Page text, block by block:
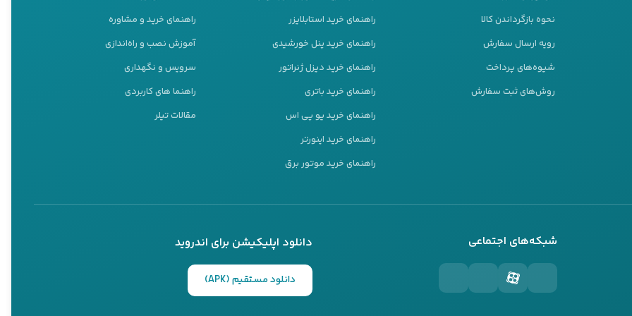
گزینه‌های بهتری هستند. این ویژگی‌ها علاوه بر دوام بیشتر، تاثیر مستقیمی بر قیمت دستگاه
شارژی معمولاً متناسب با قدرت پاشش و کاربرد دستگاه است. سمپاش‌های با مخزن‌های بزرگ‌تر
نحوه بازگرداندن کالا
رویه ارسال سفارش
شیوه‌های پرداخت
روش‌های ثبت سفارش
راهنمای خرید استابلایزر
راهنمای خرید پنل خورشیدی
راهنمای خرید دیزل ژنراتور
راهنمای خرید باتری
راهنمای خرید یو پی اس
راهنمای خرید اینورتر
راهنمای خرید موتور برق
راهنمای خرید و مشاوره
آموزش نصب و راه‌اندازی
سرویس و نگهداری
راهنما های کاربردی
مقالات تیلر
شبکه‌های اجتماعی دانلود اپلیکیشن برای اندروید
دانلود مستقیم (APK)